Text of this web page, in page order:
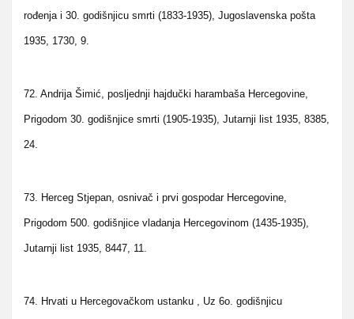
rođenja i 30. godišnjicu smrti (1833-1935), Jugoslavenska pošta
1935, 1730, 9.
72. Andrija Šimić, posljednji hajdučki harambaša Hercegovine,
Prigodom 30. godišnjice smrti (1905-1935), Jutarnji list 1935, 8385,
24.
73. Herceg Stjepan, osnivač i prvi gospodar Hercegovine,
Prigodom 500. godišnjice vladanja Hercegovinom (1435-1935),
Jutarnji list 1935, 8447, 11.
74. Hrvati u Hercegovačkom ustanku , Uz 6o. godišnjicu